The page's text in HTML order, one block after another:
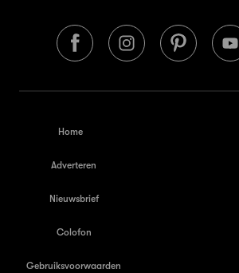
Home
Adverteren
Nieuwsbrief
Colofon
Gebruiksvoorwaarden